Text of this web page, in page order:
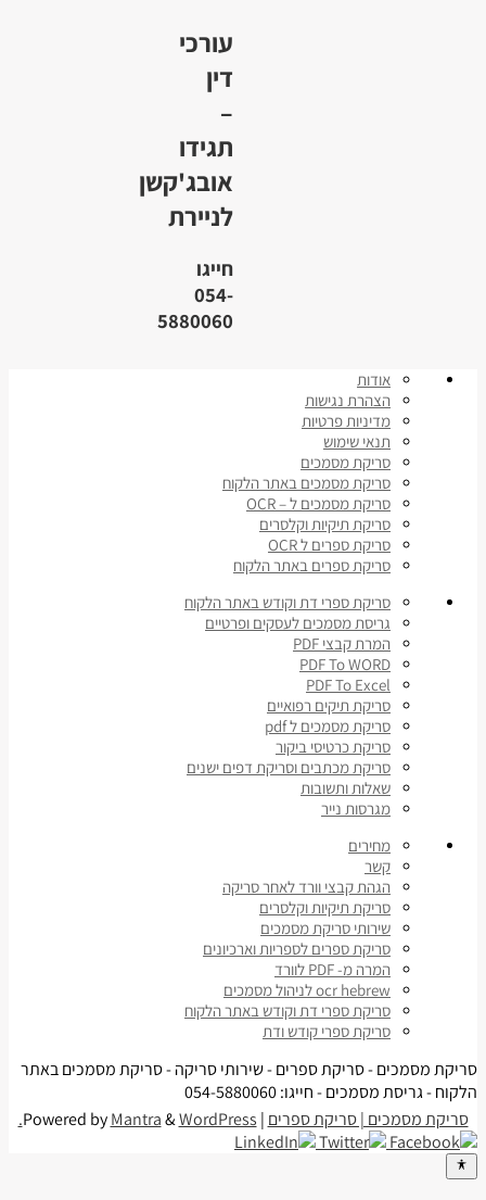
עורכי
דין
–
תגידו
אובג'קשן
לניירת
חייגו
054-
5880060
אודות
הצהרת נגישות
מדיניות פרטיות
תנאי שימוש
סריקת מסמכים
סריקת מסמכים באתר הלקוח
סריקת מסמכים ל – OCR
סריקת תיקיות וקלסרים
סריקת ספרים ל OCR
סריקת ספרים באתר הלקוח
סריקת ספרי דת וקודש באתר הלקוח
גריסת מסמכים לעסקים ופרטיים
המרת קבצי PDF
PDF To WORD
PDF To Excel
סריקת תיקים רפואיים
סריקת מסמכים ל pdf
סריקת כרטיסי ביקור
סריקת מכתבים וסריקת דפים ישנים
שאלות ותשובות
מגרסות נייר
מחירים
קשר
הגהת קבצי וורד לאחר סריקה
סריקת תיקיות וקלסרים
שירותי סריקת מסמכים
סריקת ספרים לספריות וארכיונים
המרה מ- PDF לוורד
ocr hebrew לניהול מסמכים
סריקת ספרי דת וקודש באתר הלקוח
סריקת ספרי קודש ודת
סריקת מסמכים - סריקת ספרים - שירותי סריקה - סריקת מסמכים באתר
הלקוח - גריסת מסמכים - חייגו: 054-5880060
סריקת מסמכים | סריקת ספרים | Powered by
Mantra&WordPress.